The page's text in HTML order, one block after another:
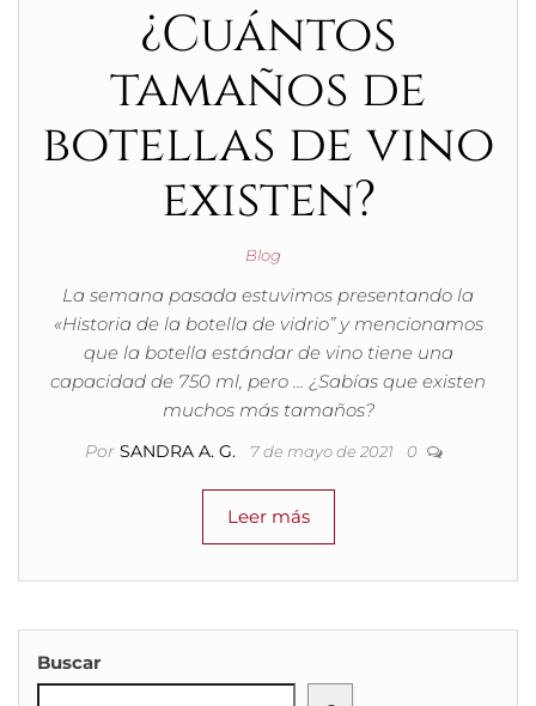
¿Cuántos
tamaños de
botellas de vino
existen?
Blog
La semana pasada estuvimos presentando la
«Historia de la botella de vidrio” y mencionamos
que la botella estándar de vino tiene una
capacidad de 750 ml, pero … ¿Sabías que existen
muchos más tamaños?
Por SANDRA A. G. 7 de mayo de 2021 0
Leer más
Buscar